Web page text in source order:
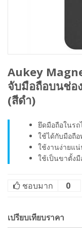
Aukey
จับมือถือบนช่อ
(สีดำ)
ยึดมือถือในร
ใช้ได้กับมือถื
ใช้งานง่ายแ
ใช้เป็นขาตั้งมื
ชอบมาก 0
เปรียบเทียบราคา